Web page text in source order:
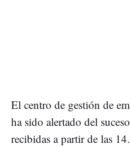
El centro de gestión de
ha sido alertado del
recibidas a partir de las